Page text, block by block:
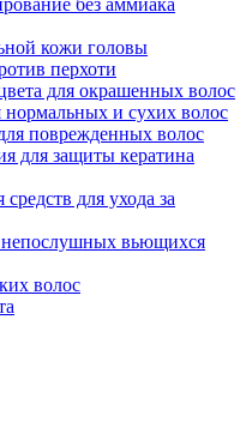
без аммиака
кожи головы
перхоти
для окрашенных волос
нормальных и сухих волос
поврежденных волос
для защиты кератина
для ухода за
непослушных вьющихся
волос